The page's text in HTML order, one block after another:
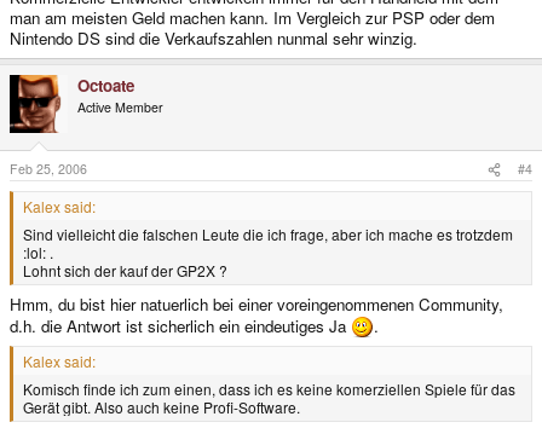
man am meisten Geld machen kann. Im Vergleich zur PSP oder dem
Nintendo DS sind die Verkaufszahlen nunmal sehr winzig.
Octoate
Active Member
Feb 25, 2006 #4
Kalex said:
Sind vielleicht die falschen Leute die ich frage, aber ich mache es trotzdem
:lol: .
Lohnt sich der kauf der GP2X ?
Hmm, du bist hier natuerlich bei einer voreingenommenen Community,
d.h. die Antwort ist sicherlich ein eindeutiges Ja
.
Kalex said:
Komisch finde ich zum einen, dass ich es keine komerziellen Spiele für das
Gerät gibt. Also auch keine Profi-Software.